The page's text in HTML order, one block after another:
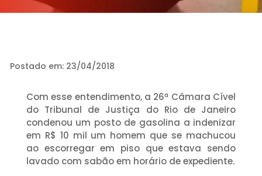
Postado em: 23/04/2018
Com esse entendimento, a 26ª Câmara Cível
do Tribunal de Justiça do Rio de Janeiro
condenou um posto de gasolina a indenizar
em R$ 10 mil um homem que se machucou
ao escorregar em piso que estava sendo
lavado com sabão em horário de expediente.